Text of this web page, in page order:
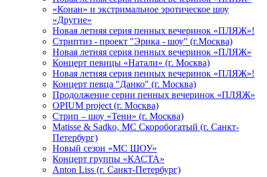
«Конан» и экстримальное эротическое шоу
«Другие»
Новая летняя серия пенных вечеринок «ПЛЯЖ»!
Стриптиз - проект "Эрика - шоу" (г.Москва)
Новая летняя серия пенных вечеринок «ПЛЯЖ»
Концерт певицы «Натали» (г. Москва)
Новая летняя серия пенных вечеринок «ПЛЯЖ»!
Концерт певца "Данко" (г. Москва)
Продолжение серии пенных вечеринок «ПЛЯЖ»
OPIUM project (г. Москва)
Стрип – шоу «Тени» (г. Москва)
Matissе & Sadko, MC Скоробогатый (г. Санкт-
Петербург)
Новый сезон «МС ШОУ»
Концерт группы «КАСТА»
Anton Liss (г. Санкт-Петербург)